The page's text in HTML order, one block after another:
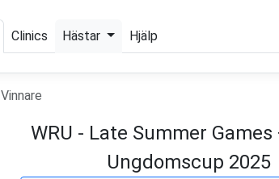
Clinics Hästar Hjälp
Vinnare
WRU - Late Summer Games
Ungdomscup 2025